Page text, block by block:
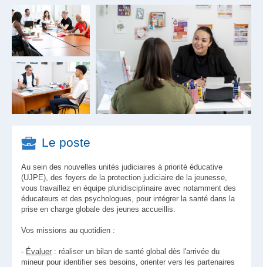
Le poste
Au sein des nouvelles unités judiciaires à priorité éducative
(UJPE), des foyers de la protection judiciaire de la jeunesse,
vous travaillez en équipe pluridisciplinaire avec notamment des
éducateurs et des psychologues, pour intégrer la santé dans la
prise en charge globale des jeunes accueillis.
Vos missions au quotidien :
- Évaluer : réaliser un bilan de santé global dès l'arrivée du
mineur pour identifier ses besoins, orienter vers les partenaires